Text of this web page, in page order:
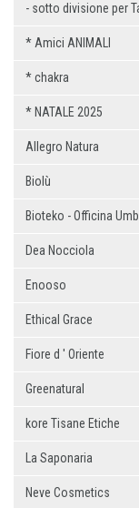
- sotto divisione per
* Amici ANIMALI
* chakra
* NATALE 2025
Allegro Natura
Biolù
Bioteko - Officina
Dea Nocciola
Enooso
Ethical Grace
Fiore d ' Oriente
Greenatural
kore Tisane Etiche
La Saponaria
Neve Cosmetics